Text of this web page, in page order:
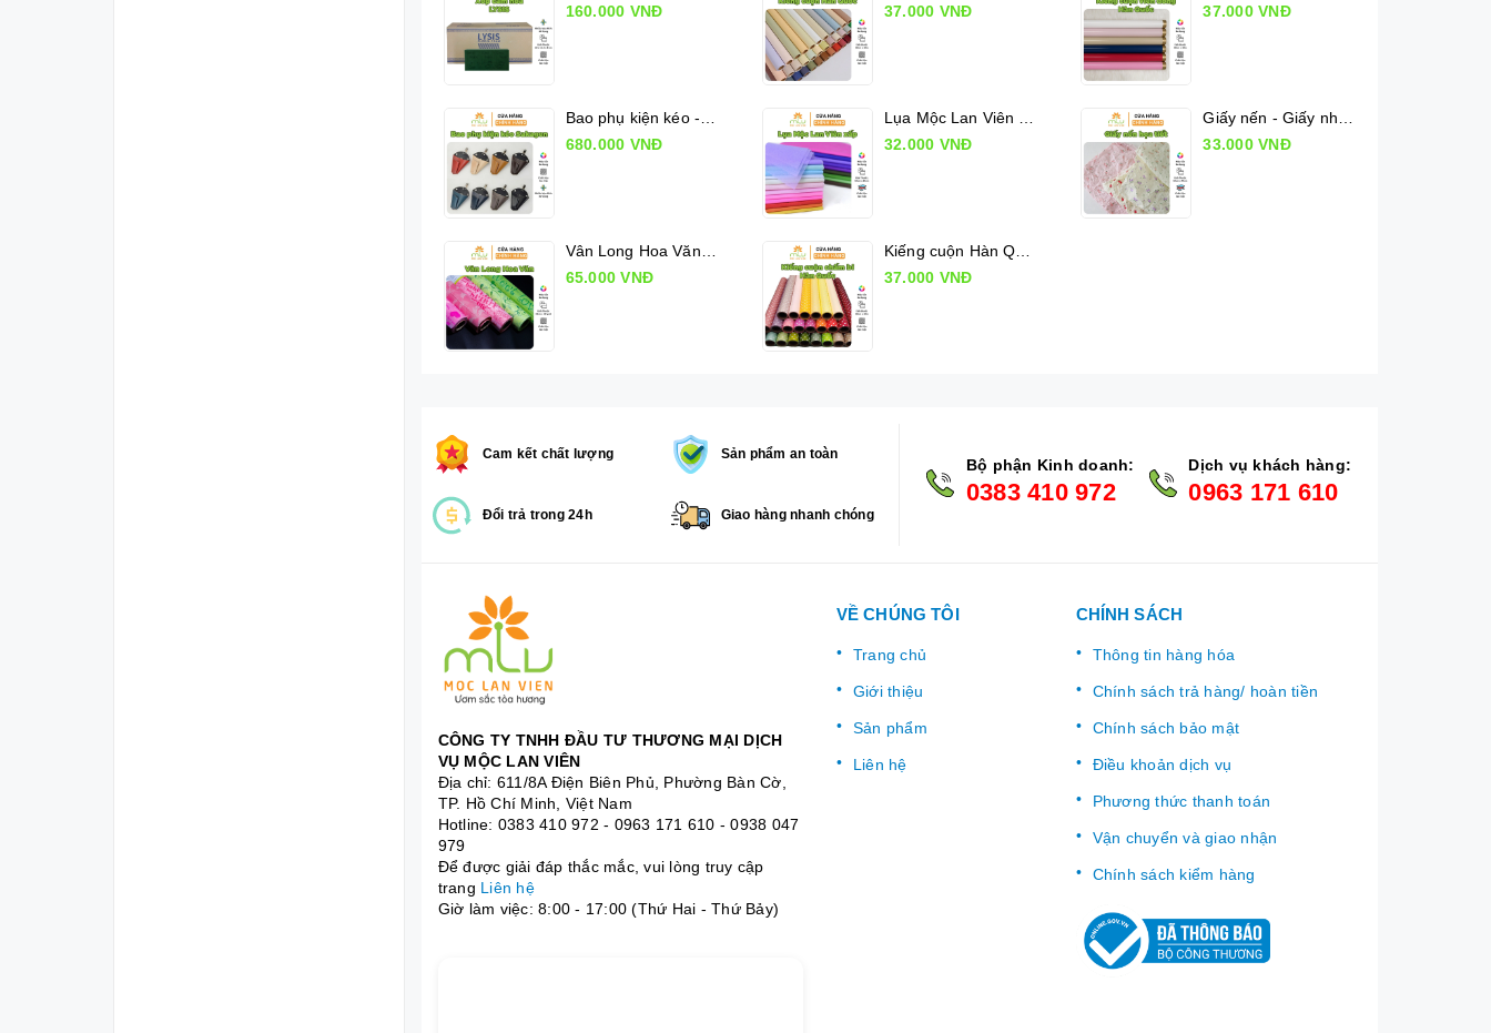
160.000 VNĐ
37.000 VNĐ
37.000 VNĐ
680.000 VNĐ
32.000 VNĐ
33.000 VNĐ
65.000 VNĐ
37.000 VNĐ
Cam kết chất lượng Sản phẩm an toàn
Đổi trả trong 24h Giao hàng nhanh chóng
Bộ phận Kinh doanh:
0383 410 972
Dịch vụ khách hàng:
0963 171 610
CÔNG TY TNHH ĐẦU TƯ THƯƠNG MẠI DỊCH
VỤ MỘC LAN VIÊN
Địa chỉ: 611/8A Điện Biên Phủ, Phường Bàn Cờ,
TP. Hồ Chí Minh, Việt Nam
Hotline: 0383 410 972 - 0963 171 610 -0938 047
979
Để được giải đáp thắc mắc, vui lòng truy cập
trang Liên hệ
Giờ làm việc: 8:00 - 17:00 (Thứ Hai - Thứ Bảy)
VỀ CHÚNG TÔI
Trang chủ
Giới thiệu
Sản phẩm
Liên hệ
CHÍNH SÁCH
Thông tin hàng hóa
Chính sách trả hàng/ hoàn tiền
Chính sách bảo mật
Điều khoản dịch vụ
Phương thức thanh toán
Vận chuyển và giao nhận
Chính sách kiểm hàng